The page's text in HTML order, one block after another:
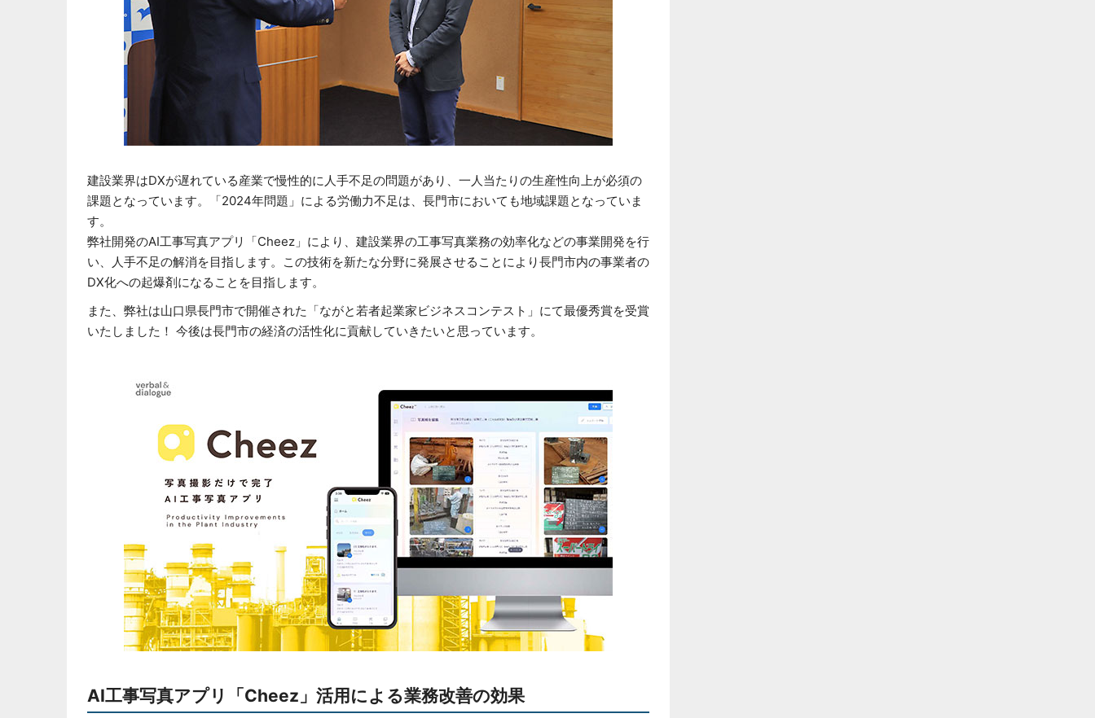
建設業界はDXが遅れている産業で慢性的に人手不足の問題があり、一人当たりの生産性向上が必須の
課題となっています。「2024年問題」による労働力不足は、長門市においても地域課題となっていま
す。
弊社開発のAI工事写真アプリ「Cheez」により、建設業界の工事写真業務の効率化などの事業開発を行
い、人手不足の解消を目指します。この技術を新たな分野に発展させることにより長門市内の事業者の
DX化への起爆剤になることを目指します。
また、弊社は山口県長門市で開催された「ながと若者起業家ビジネスコンテスト」にて最優秀賞を受賞
いたしました！ 今後は長門市の経済の活性化に貢献していきたいと思っています。
AI工事写真アプリ「Cheez」活用による業務改善の効果